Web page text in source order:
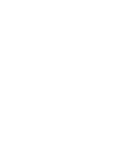
験できますのでお気軽
茨木
ランドールモトイ１